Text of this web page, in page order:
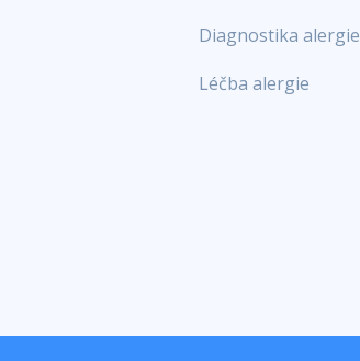
Diagnostika alergie
Léčba alergie